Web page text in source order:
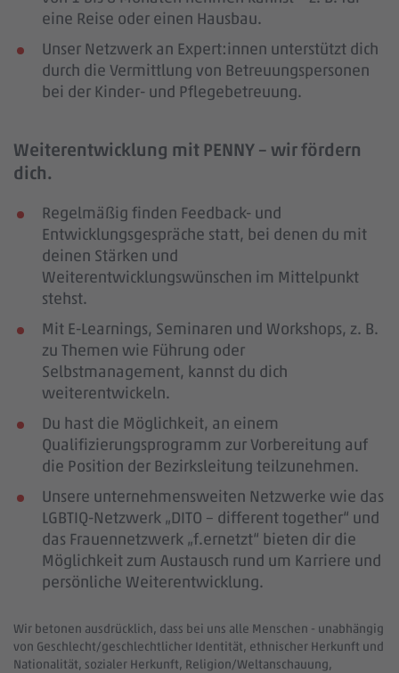
eine Reise oder einen Hausbau.
Unser Netzwerk an Expert:innen unterstützt dich
durch die Vermittlung von Betreuungspersonen
bei der Kinder- und Pflegebetreuung.
Weiterentwicklung mit PENNY – wir fördern
dich.
Regelmäßig finden Feedback- und
Entwicklungsgespräche statt, bei denen du mit
deinen Stärken und
Weiterentwicklungswünschen im Mittelpunkt
stehst.
Mit E-Learnings, Seminaren und Workshops, z. B.
zu Themen wie Führung oder
Selbstmanagement, kannst du dich
weiterentwickeln.
Du hast die Möglichkeit, an einem
Qualifizierungsprogramm zur Vorbereitung auf
die Position der Bezirksleitung teilzunehmen.
Unsere unternehmensweiten Netzwerke wie das
LGBTIQ-Netzwerk „DITO – different together“ und
das Frauennetzwerk „f.ernetzt“ bieten dir die
Möglichkeit zum Austausch rund um Karriere und
persönliche Weiterentwicklung.
Wir betonen ausdrücklich, dass bei uns alle Menschen - unabhängig
von Geschlecht/geschlechtlicher Identität, ethnischer Herkunft und
Nationalität, sozialer Herkunft, Religion/Weltanschauung,